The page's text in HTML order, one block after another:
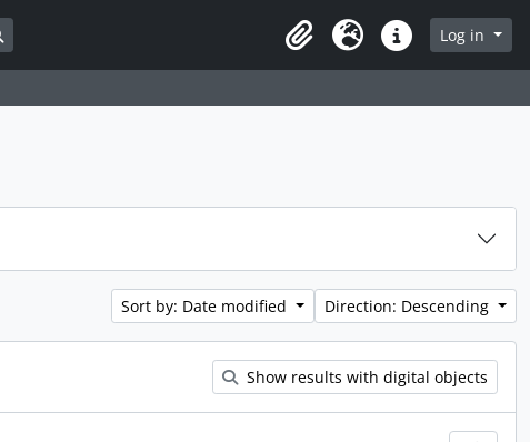
Search in browse page
ClipboardLanguageQuick linksLog in
Sort by: Date modified Direction: Descending
Show results with digital objects